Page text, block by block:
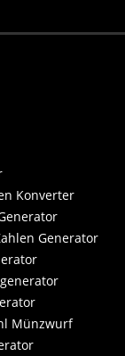
Konverter
Generator
Münzwurf